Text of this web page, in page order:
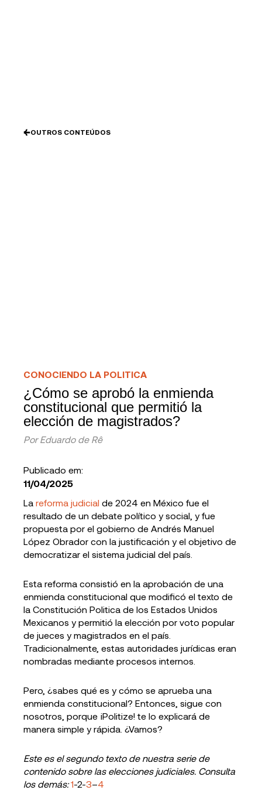
OUTROS CONTEÚDOS
CONOCIENDO LA POLITICA
¿Cómo se aprobó la enmienda
constitucional que permitió la
elección de magistrados?
Por Eduardo de Rê
Publicado em:
11/04/2025
La reforma judicial de 2024 en México fue el
resultado de un debate político y social, y fue
propuesta por el gobierno de Andrés Manuel
López Obrador con la justificación y el objetivo de
democratizar el sistema judicial del país.
Esta reforma consistió en la aprobación de una
enmienda constitucional que modificó el texto de
la Constitución Politica de los Estados Unidos
Mexicanos y permitió la elección por voto popular
de jueces y magistrados en el país.
Tradicionalmente, estas autoridades jurídicas eran
nombradas mediante procesos internos.
Pero, ¿sabes qué es y cómo se aprueba una
enmienda constitucional? Entonces, sigue con
nosotros, porque ¡Politize! te lo explicará de
manera simple y rápida. ¿Vamos?
Este es el segundo texto de nuestra serie de
contenido sobre las elecciones judiciales. Consulta
los demás: 1-2-3–4